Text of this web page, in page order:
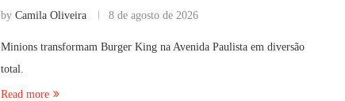
by Camila Oliveira 8 de agosto de 2026
Minions transformam Burger King na Avenida Paulista em diversão
total.
Read more